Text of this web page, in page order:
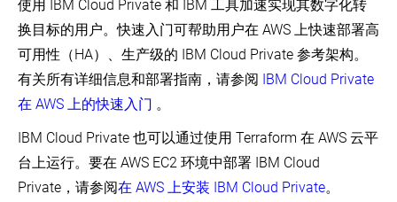
在
阿
云
上
运
行
用
部
署
使用 IBM Cloud Private 和 IBM 工具加速实现其数字化转
换目标的用户。快速入门可帮助用户在 AWS 上快速部署高
可用性（HA）、生产级的 IBM Cloud Private 参考架构。
有关所有详细信息和部署指南，请参阅 IBM Cloud Private
在 AWS 上的快速入门 。
IBM Cloud Private 也可以通过使用 Terraform 在 AWS 云平
台上运行。要在 AWS EC2 环境中部署 IBM Cloud
Private，请参阅在 AWS 上安装 IBM Cloud Private。